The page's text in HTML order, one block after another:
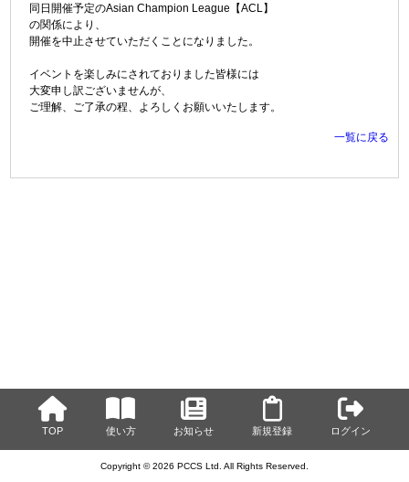
同日開催予定のAsian Champion League【ACL】
の関係により、
開催を中止させていただくことになりました。
イベントを楽しみにされておりました皆様には
大変申し訳ございませんが、
ご理解、ご了承の程、よろしくお願いいたします。
一覧に戻る
TOP 使い方 お知らせ 新規登録 ログイン
Copyright © 2026 PCCS Ltd. All Rights Reserved.